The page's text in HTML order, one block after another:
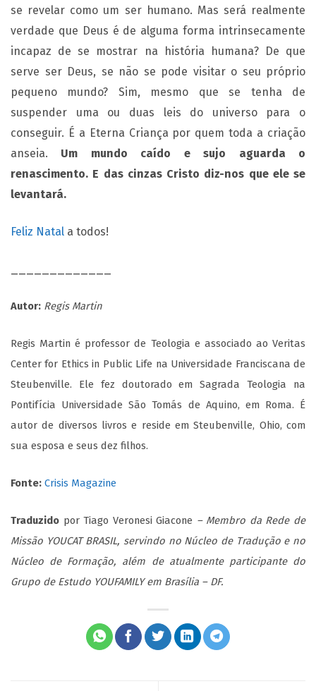
se revelar como um ser humano. Mas será realmente
verdade que Deus é de alguma forma intrinsecamente
incapaz de se mostrar na história humana? De que
serve ser Deus, se não se pode visitar o seu próprio
pequeno mundo? Sim, mesmo que se tenha de
suspender uma ou duas leis do universo para o
conseguir. É a Eterna Criança por quem toda a criação
anseia. Um mundo caído e sujo aguarda o
renascimento. E das cinzas Cristo diz-nos que ele se
levantará.
Feliz Natal a todos!
Autor: Regis Martin
Regis Martin é professor de Teologia e associado ao Veritas
Center for Ethics in Public Life na Universidade Franciscana de
Steubenville. Ele fez doutorado em Sagrada Teologia na
Pontifícia Universidade São Tomás de Aquino, em Roma. É
autor de diversos livros e reside em Steubenville, Ohio, com
sua esposa e seus dez filhos.
Fonte: Crisis Magazine
Traduzido por Tiago Veronesi Giacone – Membro da Rede de
Missão YOUCAT BRASIL, servindo no Núcleo de Tradução e no
Núcleo de Formação, além de atualmente participante do
Grupo de Estudo YOUFAMILY em Brasília – DF.